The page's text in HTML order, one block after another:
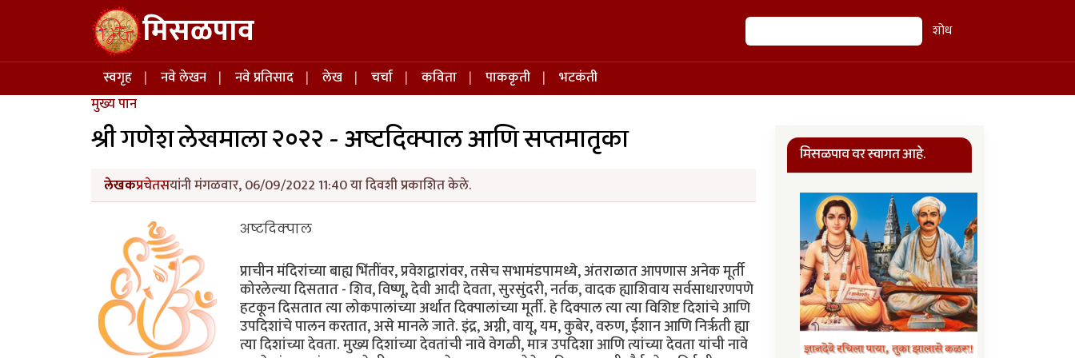
Skip to main content मिसळपाव शोध
शोध
Main navigation
स्वगृह नवे लेखन नवे प्रतिसाद लेख चर्चा कविता पाककृती
भटकंती
मुख्य पान
श्री गणेश लेखमाला २०२२ - अष्टदिक्पाल आणि सप्तमातृका
लेखकप्रचेतसयांनी मंगळवार, 06/09/2022 11:40 या दिवशी प्रकाशित केले.
अष्टदिक्पाल
प्राचीन मंदिरांच्या बाह्य भिंतींवर, प्रवेशद्वारांवर, तसेच सभामंडपामध्ये, अंतराळात आपणास अनेक मूर्ती
कोरलेल्या दिसतात - शिव, विष्णू, देवी आदी देवता, सुरसुंदरी, नर्तक, वादक ह्याशिवाय सर्वसाधारणपणे
हटकून दिसतात त्या लोकपालांच्या अर्थात दिक्पालांच्या मूर्ती. हे दिक्पाल त्या त्या विशिष्ट दिशांचे आणि
उपदिशांचे पालन करतात, असे मानले जाते. इंद्र, अग्नी, वायू, यम, कुबेर, वरुण, ईशान आणि निर्ऋती ह्या
त्या दिशांच्या देवता. मुख्य दिशांच्या देवतांची नावे वेगळी, मात्र उपदिशा आणि त्यांच्या देवता यांची नावे
मिसळपाव वर स्वागत आहे.